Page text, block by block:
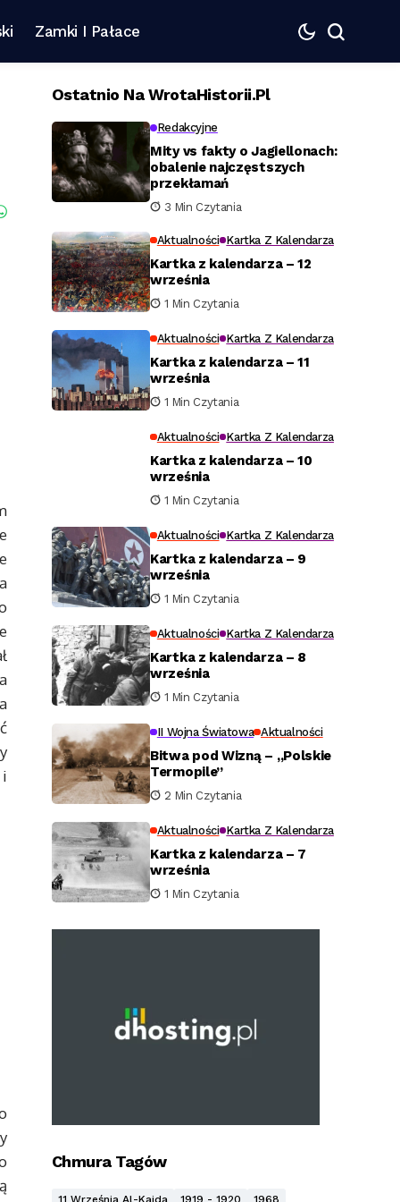
Zamki I Pałace
i
Ostatnio Na WrotaHistorii.pl
Redakcyjne
Mity vs fakty o Jagiellonach:
obalenie najczęstszych
przekłamań
3 Min Czytania
Aktualności Kartka Z Kalendarza
Kartka z kalendarza – 12
września
1 Min Czytania
Aktualności Kartka Z Kalendarza
Kartka z kalendarza – 11
września
1 Min Czytania
Aktualności Kartka Z Kalendarza
Kartka z kalendarza – 10
września
1 Min Czytania
Aktualności Kartka Z Kalendarza
Kartka z kalendarza – 9
września
1 Min Czytania
Aktualności Kartka Z Kalendarza
Kartka z kalendarza – 8
września
1 Min Czytania
II Wojna Światowa Aktualności
Bitwa pod Wizną – „Polskie
Termopile”
2 Min Czytania
Aktualności Kartka Z Kalendarza
Kartka z kalendarza – 7
września
1 Min Czytania
Chmura Tagów
11 Września Al-Kaida 1919 - 1920 1968